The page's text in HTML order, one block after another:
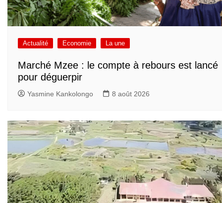
Actualité Economie La une
Marché Mzee : le compte à rebours est lancé
pour déguerpir
Yasmine Kankolongo 8 août 2026